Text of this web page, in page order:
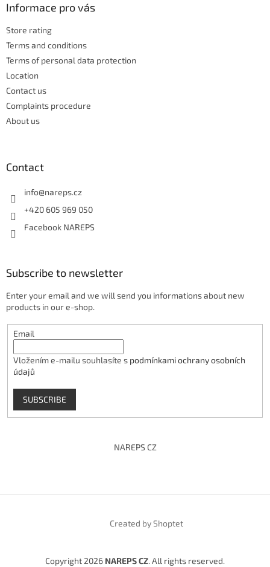
t
Informace pro vás
Store rating
Terms and conditions
Terms of personal data protection
Location
Contact us
Complaints procedure
About us
Contact
info@nareps.cz
+420 605 969 050
Facebook NAREPS
Subscribe to newsletter
Enter your email and we will send you informations about new
products in our e-shop.
Email
Vložením e-mailu souhlasíte s podmínkami ochrany osobních
údajů
SUBSCRIBE
NAREPS CZ
Created by Shoptet
Copyright 2026 NAREPS CZ. All rights reserved.